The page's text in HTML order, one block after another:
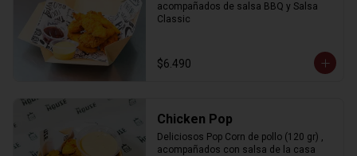
acompañados de salsa BBQ y Salsa
Classic
$6.490
Chicken Pop
Deliciosos Pop Corn de pollo (120 gr) ,
acompañados con salsa de la casa